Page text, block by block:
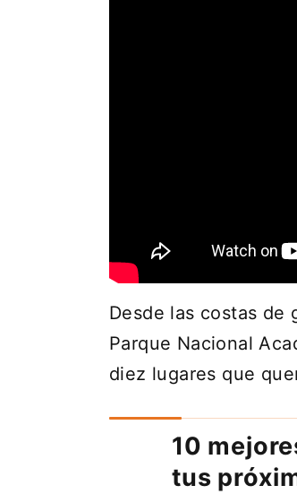
Desde las costas de
Parque Nacional
diez lugares que
10
tus